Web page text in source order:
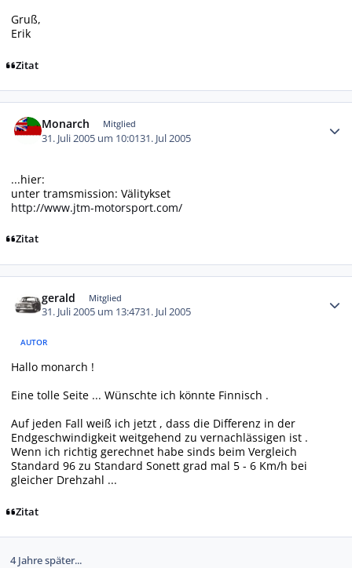
Gruß,
Erik
Zitat
Monarch Mitglied
31. Juli 2005 um 10:0131. Jul 2005
...hier:
unter tramsmission: Välitykset
http://www.jtm-motorsport.com/
Zitat
gerald Mitglied
31. Juli 2005 um 13:4731. Jul 2005
AUTOR
Hallo monarch !
Eine tolle Seite ... Wünschte ich könnte Finnisch .
Auf jeden Fall weiß ich jetzt , dass die Differenz in der
Endgeschwindigkeit weitgehend zu vernachlässigen ist .
Wenn ich richtig gerechnet habe sinds beim Vergleich
Standard 96 zu Standard Sonett grad mal 5 - 6 Km/h bei
gleicher Drehzahl ...
Zitat
4 Jahre später...